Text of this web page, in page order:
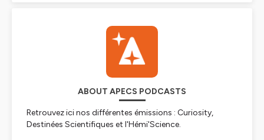
ABOUT APECS PODCASTS
Retrouvez ici nos différentes émissions : Curiosity,
Destinées Scientifiques et l'Hémi'Science.